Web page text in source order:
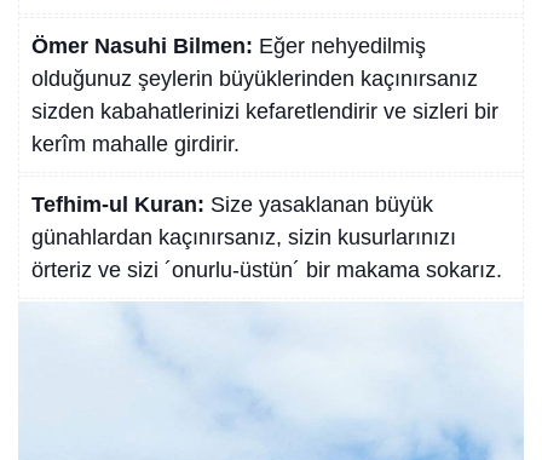
Ömer Nasuhi Bilmen: Eğer nehyedilmiş
olduğunuz şeylerin büyüklerinden kaçınırsanız
sizden kabahatlerinizi kefaretlendirir ve sizleri bir
kerîm mahalle girdirir.
Tefhim-ul Kuran: Size yasaklanan büyük
günahlardan kaçınırsanız, sizin kusurlarınızı
örteriz ve sizi ´onurlu-üstün´ bir makama sokarız.